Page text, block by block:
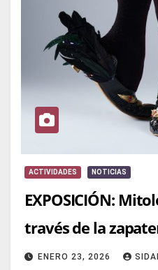
ACTIVIDADES NOTICIAS
EXPOSICIÓN:
través de la
ENERO 23, 2026